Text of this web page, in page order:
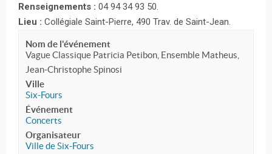
Renseignements : 04 94 34 93 50.
Lieu : Collégiale Saint-Pierre, 490 Trav. de Saint-Jean.
Nom de l'événement
Vague Classique Patricia Petibon, Ensemble Matheus,
Jean-Christophe Spinosi
Ville
Six-Fours
Événement
Concerts
Organisateur
Ville de Six-Fours